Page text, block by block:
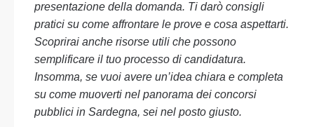
presentazione della domanda. Ti darò consigli
pratici su come affrontare le prove e cosa aspettarti.
Scoprirai anche risorse utili che possono
semplificare il tuo processo di candidatura.
Insomma, se vuoi avere un’idea chiara e completa
su come muoverti nel panorama dei concorsi
pubblici in Sardegna, sei nel posto giusto.